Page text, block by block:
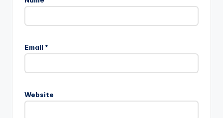
Email *
Website